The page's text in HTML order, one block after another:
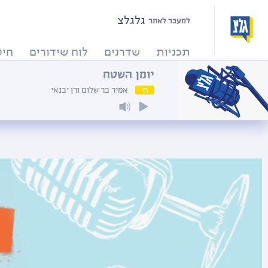
למעבר לאתר גלגלצ
תכניות
שדרנים לוח שידורים
יומן השטח
חי אמיר בר שלום ורן יבנאי